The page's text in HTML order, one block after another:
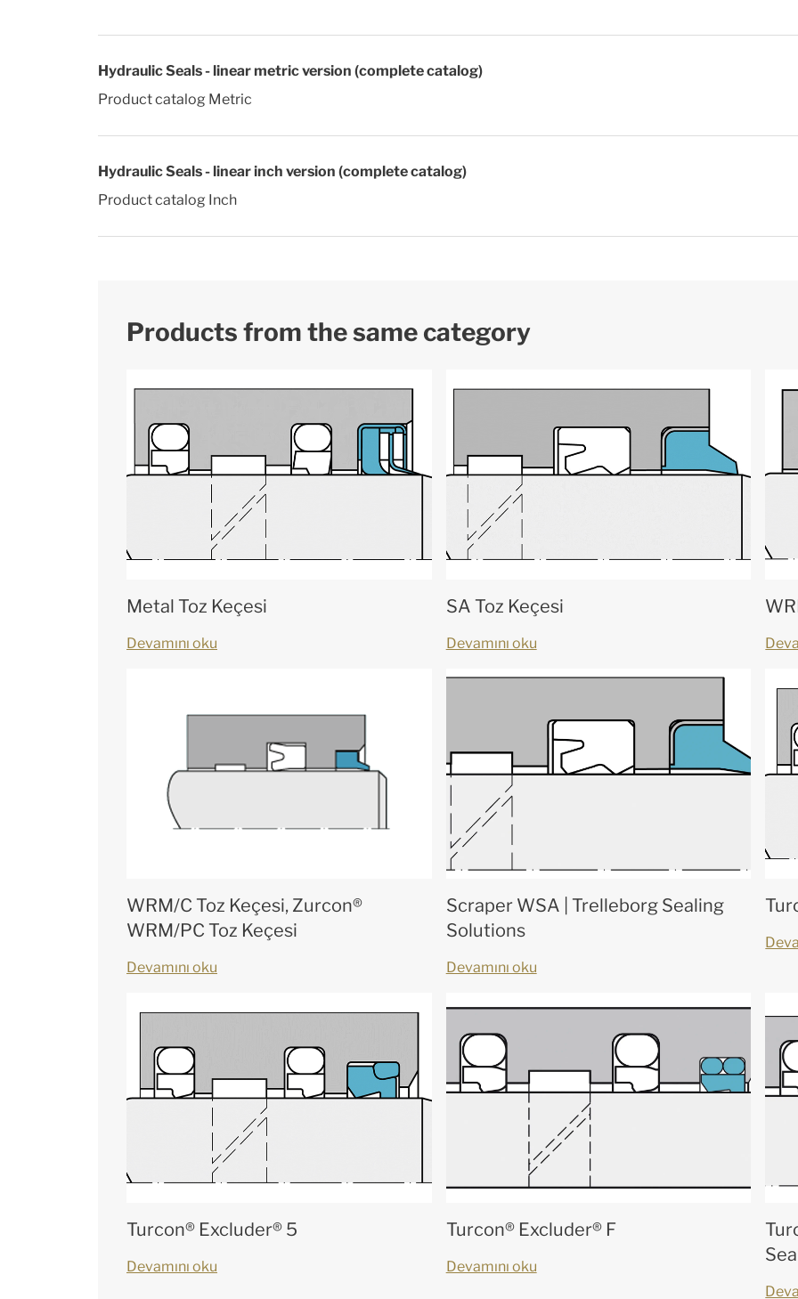
Hydraulic Seals - linear metric version (complete catalog)
Product catalog Metric
Hydraulic Seals - linear inch version (complete catalog)
Product catalog Inch
Products from the same category
Metal Toz Keçesi
Devamını oku
SA Toz Keçesi
Devamını oku
WRM/C Toz Keçesi, Zurcon®
WRM/PC Toz Keçesi
Devamını oku
Scraper WSA | Trelleborg Sealing
Solutions
Devamını oku
Turcon® Excluder® 5
Devamını oku
Turcon® Excluder® F
Devamını oku